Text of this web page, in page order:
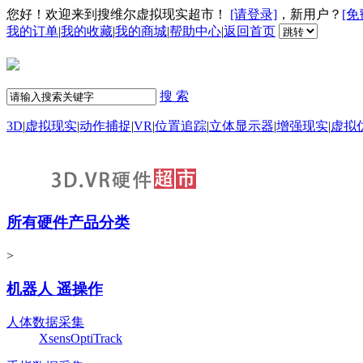
您好！欢迎来到搜维尔虚拟现实超市！ [请登录] ，新用户？ [免
我的订单|我的收藏|我的商城|帮助中心|返回首页
搜 索
3D|虚拟现实|动作捕捉|VR|位置追踪|立体显示器|增强现实|虚拟
所有硬件产品分类
>
机器人 遥操作
人体数据采集
XsensOptiTrack